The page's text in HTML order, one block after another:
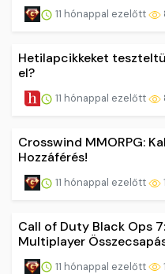
11 hónappal ezelőtt
Hetilapcikkeket
el?
11 hónappal ezelőtt
Crosswind MMORPG:
Hozzáférés!
11 hónappal ezelőtt
Call of Duty Black Ops
Multiplayer
11 hónappal ezelőtt